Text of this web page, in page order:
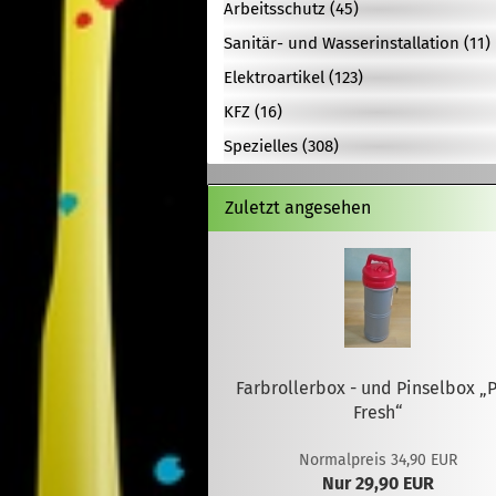
Arbeitsschutz (45)
Sanitär- und Wasserinstallation (11)
Elektroartikel (123)
KFZ (16)
Spezielles (308)
Zuletzt angesehen
Farbrollerbox - und Pinselbox
Fresh“
Normalpreis 34,90 EUR
Nur 29,90 EUR